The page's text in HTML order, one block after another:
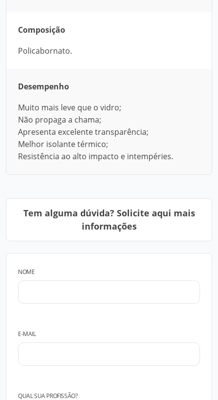
Composição
Policabornato.
Desempenho
Muito mais leve que o vidro;
Não propaga a chama;
Apresenta excelente transparência;
Melhor isolante térmico;
Resistência ao alto impacto e intempéries.
Tem alguma dúvida? Solicite aqui mais
informações
NOME
E-MAIL
QUAL SUA PROFISSÃO?